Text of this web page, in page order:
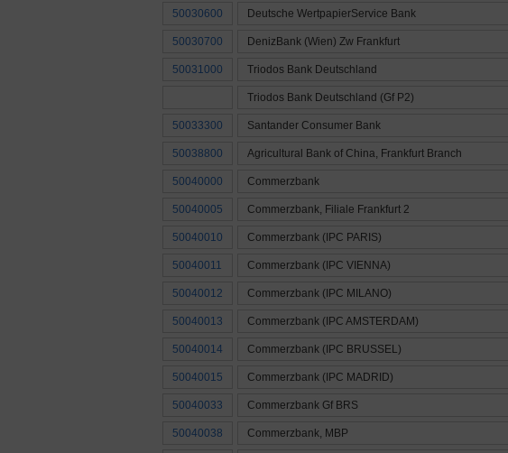
50030600 Deutsche WertpapierService Bank
50030700 DenizBank (Wien) Zw Frankfurt
50031000 Triodos Bank Deutschland
Triodos Bank Deutschland (Gf P2)
50033300 Santander Consumer Bank
50038800 Agricultural Bank of China, Frankfurt Branch
50040000 Commerzbank
50040005 Commerzbank, Filiale Frankfurt 2
50040010 Commerzbank (IPC PARIS)
50040011 Commerzbank (IPC VIENNA)
50040012 Commerzbank (IPC MILANO)
50040013 Commerzbank (IPC AMSTERDAM)
50040014 Commerzbank (IPC BRUSSEL)
50040015 Commerzbank (IPC MADRID)
50040033 Commerzbank Gf BRS
50040038 Commerzbank, MBP